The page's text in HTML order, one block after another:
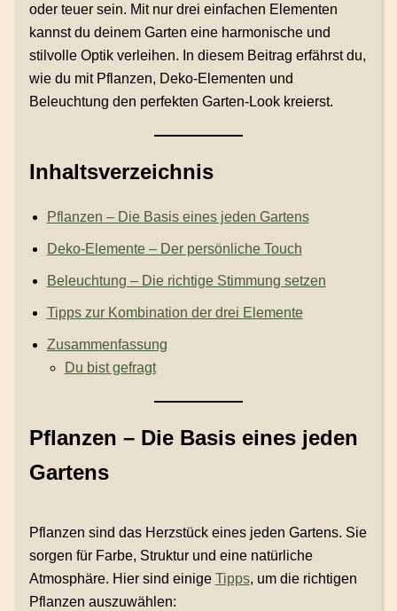
oder teuer sein. Mit nur drei einfachen Elementen
kannst du deinem Garten eine harmonische und
stilvolle Optik verleihen. In diesem Beitrag erfährst du,
wie du mit Pflanzen, Deko-Elementen und
Beleuchtung den perfekten Garten-Look kreierst.
Inhaltsverzeichnis
Pflanzen – Die Basis eines jeden Gartens
Deko-Elemente – Der persönliche Touch
Beleuchtung – Die richtige Stimmung setzen
Tipps zur Kombination der drei Elemente
Zusammenfassung
Du bist gefragt
Pflanzen – Die Basis eines jeden
Gartens
Pflanzen sind das Herzstück eines jeden Gartens. Sie
sorgen für Farbe, Struktur und eine natürliche
Atmosphäre. Hier sind einige Tipps, um die richtigen
Pflanzen auszuwählen: